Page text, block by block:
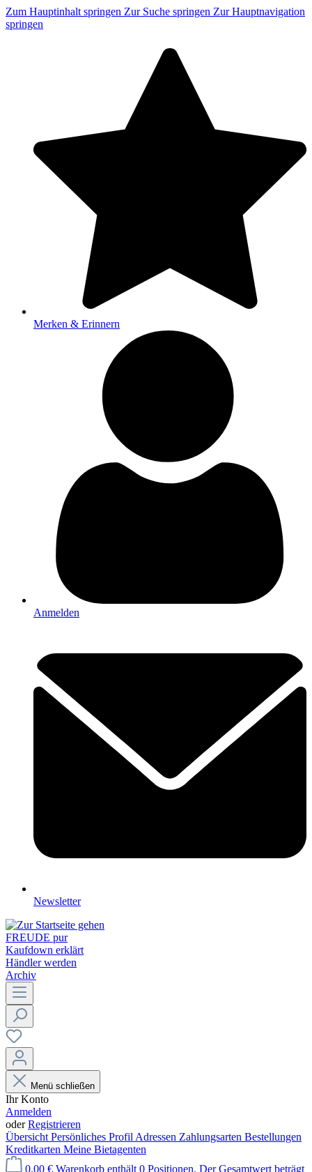
Zum Hauptinhalt springen Zur Suche springen Zur Hauptnavigation
springen
Merken & Erinnern
Anmelden
Newsletter
FREUDE pur
Kaufdown erklärt
Händler werden
Archiv
Menü schließen
Ihr Konto
Anmelden
oderRegistrieren
Übersicht Persönliches Profil Adressen Zahlungsarten Bestellungen
Kreditkarten Meine Bietagenten
0,00 € Warenkorb enthält 0 Positionen. Der Gesamtwert beträgt